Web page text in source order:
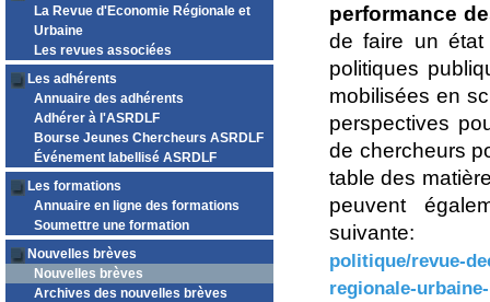
La Revue d'Economie Régionale et
Urbaine
Les revues associées
Les adhérents
Annuaire des adhérents
Adhérer à l'ASRDLF
Bourse Jeunes Chercheurs ASRDLF
Événement labellisé ASRDLF
Les formations
Annuaire en ligne des formations
Soumettre une formation
Nouvelles brèves
Nouvelles brèves
Archives des nouvelles brèves
performance
de faire un
politiques
mobilisées en
perspectives
de chercheurs
table des
peuvent
politique/revue-
regionale-